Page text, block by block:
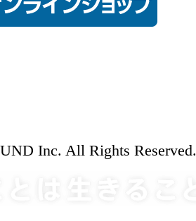
Inc. All Rights Reserved.